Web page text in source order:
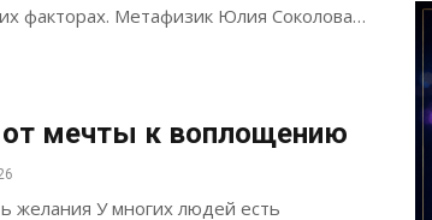
факторах. Метафизик Юлия Соколова…
мечты к воплощению
желания У многих людей есть